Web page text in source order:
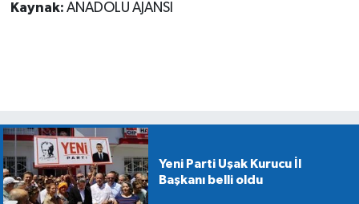
Kaynak: ANADOLU AJANSI
Yeni Parti Uşak Kurucu İl
Başkanı belli oldu